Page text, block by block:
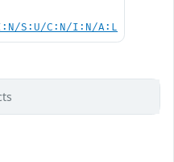
S:U/C:N/I:N/A:L